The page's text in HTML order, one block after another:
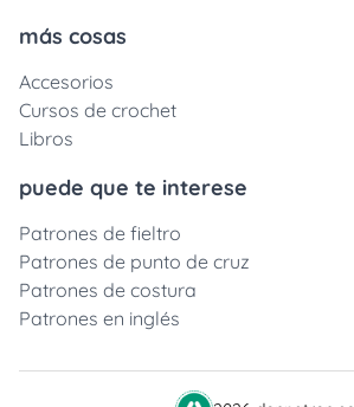
más cosas
Accesorios
Cursos de crochet
Libros
puede que te interese
Patrones de fieltro
Patrones de punto de cruz
Patrones de costura
Patrones en inglés